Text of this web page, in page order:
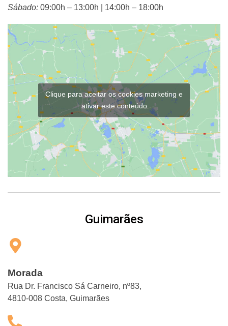
Sábado: 09:00h – 13:00h | 14:00h – 18:00h
Clique para aceitar os cookies marketing e
ativar este conteúdo
Guimarães
Morada
Rua Dr. Francisco Sá Carneiro, nº83,
4810-008 Costa, Guimarães